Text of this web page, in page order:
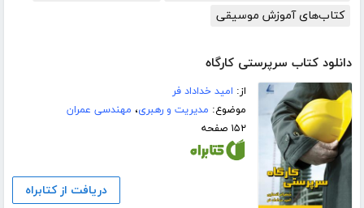
کتاب‌های آموزش موسیقی
دانلود کتاب سرپرستی کارگاه
از: امید خداداد فر
موضوع: مدیریت و رهبری، مهندسی عمران
۱۵۲ صفحه
دریافت از کتابراه